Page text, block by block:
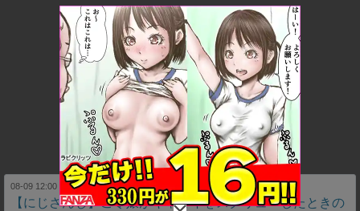
08-09 12:00 Vtuberまとめるよ～ん
【にじさんじ】ご令嬢がキャミイをスクリューしたときの